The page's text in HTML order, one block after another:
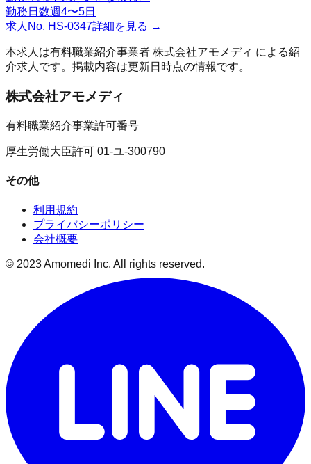
勤務日数週4〜5日
求人No. HS-0347詳細を見る →
本求人は有料職業紹介事業者 株式会社アモメディ による紹
介求人です。掲載内容は更新日時点の情報です。
株式会社アモメディ
有料職業紹介事業許可番号
厚生労働大臣許可 01-ユ-300790
その他
利用規約
プライバシーポリシー
会社概要
© 2023 Amomedi Inc. All rights reserved.